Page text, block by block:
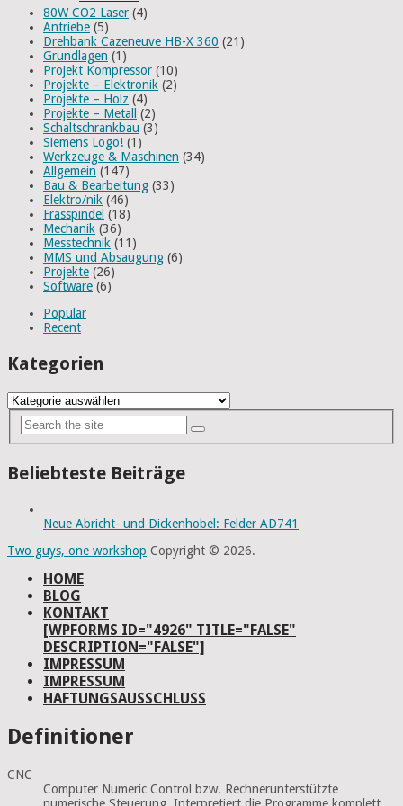
80W CO2 Laser (4)
Antriebe (5)
Drehbank Cazeneuve HB-X 360 (21)
Grundlagen (1)
Projekt Kompressor (10)
Projekte – Elektronik (2)
Projekte – Holz (4)
Projekte – Metall
(2)
Schaltschrankbau (3)
Siemens Logo! (1)
Werkzeuge & Maschinen (34)
Allgemein (147)
Bau & Bearbeitung (33)
Elektro/nik (46)
Frässpindel (18)
Mechanik (36)
Messtechnik (11)
MMS und Absaugung (6)
Projekte (26)
Software (6)
Popular
Recent
Kategorien
Kategorien
Beliebteste Beiträge
Neue Abricht- und Dickenhobel: Felder AD741
Two guys, one workshop Copyright © 2026.
HOME
BLOG
KONTAKT
[WPFORMS ID="4926" TITLE="FALSE"
DESCRIPTION="FALSE"]
IMPRESSUM
IMPRESSUM
HAFTUNGSAUSSCHLUSS
Definitioner
CNC
Computer Numeric Control bzw. Rechnerunterstützte